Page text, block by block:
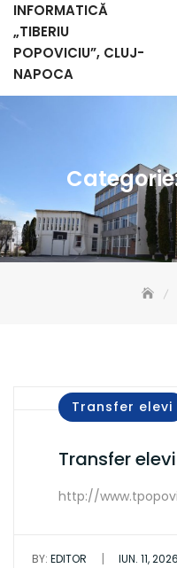
INFORMATICĂ
„TIBERIU
POPOVICIU”, CLUJ-
NAPOCA
Transfer elevi
Transfer elevi
http://
BY: EDITOR | IUN. 11, 2026